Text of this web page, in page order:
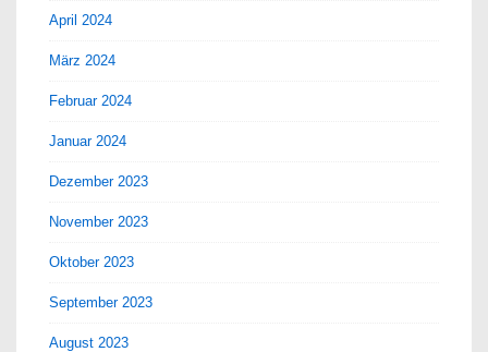
April 2024
März 2024
Februar 2024
Januar 2024
Dezember 2023
November 2023
Oktober 2023
September 2023
August 2023